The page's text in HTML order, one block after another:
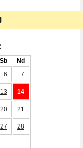
Sb
Nd
6 7
13 14
20 21
27 28